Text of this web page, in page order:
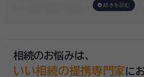
いい相続では「誰に相談したらいいかわからない
相続のお悩みは、
いい相続の提携専門家に